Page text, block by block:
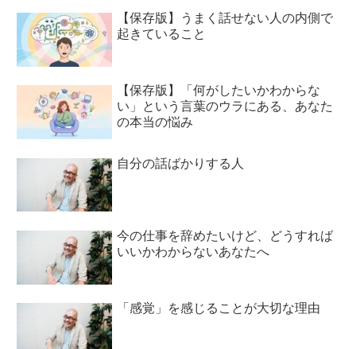
【保存版】うまく話せない人の内側で
起きていること
【保存版】「何がしたいかわからな
い」という言葉のウラにある、あなた
の本当の悩み
自分の話ばかりする人
今の仕事を辞めたいけど、どうすれば
いいかわからないあなたへ
「感覚」を感じることが大切な理由